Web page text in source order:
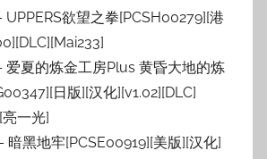
UPPERS欲望之拳[PCSH00279][港
爱夏的炼金工房Plus 黄昏大地的炼
日版][汉化][v1.02][DLC]
一光]
暗黑地牢[PCSE00919][美版][汉化]